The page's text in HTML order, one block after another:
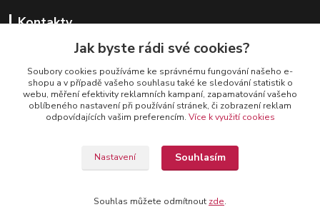
Kontakty
+420 728 727 761
IČO:47599022
Jak byste rádi své cookies?
Soubory cookies používáme ke správnému fungování našeho e-
shopu a v případě vašeho souhlasu také ke sledování statistik o
webu, měření efektivity reklamních kampaní, zapamatování vašeho
oblíbeného nastavení při používání stránek, či zobrazení reklam
odpovídajících vašim preferencím. Více k využití cookies
Nastavení Souhlasím
Souhlas můžete odmítnout zde.